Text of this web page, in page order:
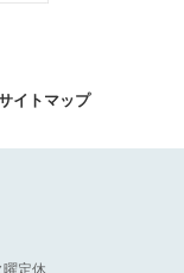
イトマップ